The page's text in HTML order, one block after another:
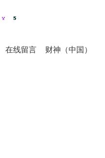
在线留言 财神（中国）